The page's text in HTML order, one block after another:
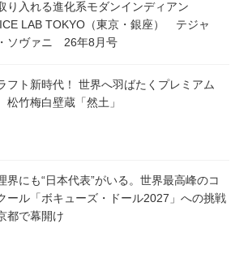
り入れる進化系モダンインディアン
LAB TOKYO（東京・銀座） テジャ
ソヴァニ 26年8月号
フト新時代！ 世界へ羽ばたくプレミアム
松竹梅白壁蔵「然土」
界にも“日本代表”がいる。世界最高峰のコ
ール「ボキューズ・ドール2027」への挑戦
都で幕開け